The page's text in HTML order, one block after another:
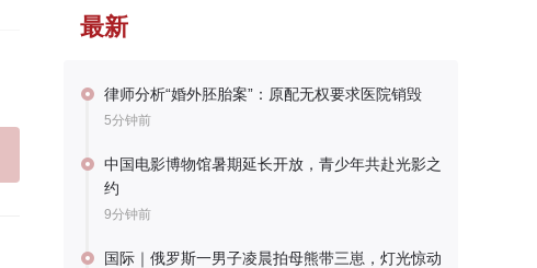
最新
律师分析“婚外胚胎案”：原配无权要求医院销毁
5分钟前
中国电影博物馆暑期延长开放，青少年共赴光影之
约
9分钟前
国际｜俄罗斯一男子凌晨拍母熊带三崽，灯光惊动